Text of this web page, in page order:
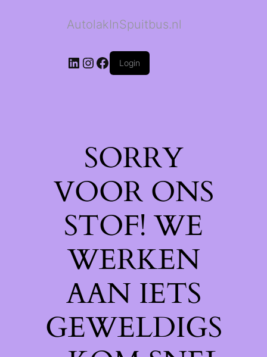
AutolakInSpuitbus.nl
LinkedIn
Instagram
Facebook
Login
SORRY
VOOR ONS
STOF! WE
WERKEN
AAN IETS
GEWELDIGS